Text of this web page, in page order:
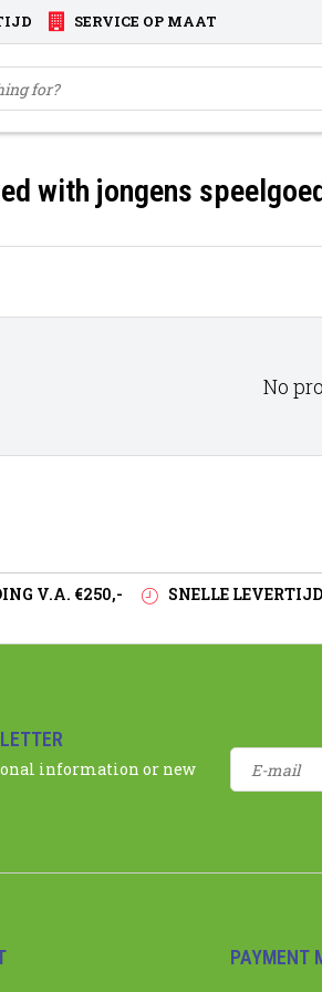
SERVICE OP MAAT
with jongens
No
V.A. €250,- SNELLE LEVERTIJD
information or new
PAYMENT